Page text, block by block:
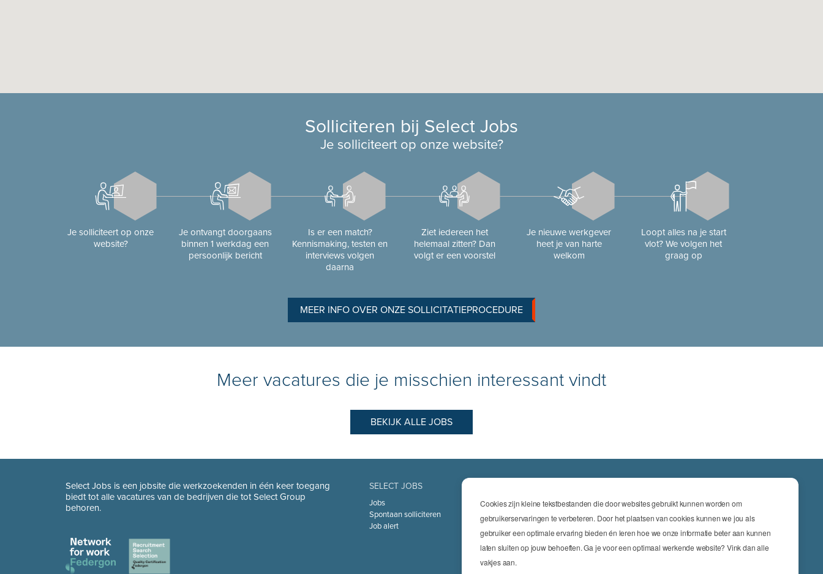
Cookies zijn kleine tekstbestanden die door websites gebruikt kunnen worden om
gebruikerservaringen te verbeteren. Door het plaatsen van cookies kunnen we jou als
gebruiker een optimale ervaring bieden én leren hoe we onze informatie beter aan kunnen
laten sluiten op jouw behoeften. Ga je voor een optimaal werkende website? Vink dan alle
vakjes aan.
Solliciteren bij Select Jobs
Je solliciteert op onze website?
Je solliciteert op onze
website?
Je ontvangt doorgaans
binnen 1 werkdag een
persoonlijk bericht
Is er een match?
Kennismaking, testen en
interviews volgen
daarna
Ziet iedereen het
helemaal zitten? Dan
volgt er een voorstel
Je nieuwe werkgever
heet je van harte
welkom
Loopt alles na je start
vlot? We volgen het
graag op
MEER INFO OVER ONZE SOLLICITATIEPROCEDURE
Meer vacatures die je misschien interessant vindt
BEKIJK ALLE JOBS
Select Jobs is een jobsite die werkzoekenden in één keer toegang
biedt tot alle vacatures van de bedrijven die tot Select Group
behoren.
SELECT JOBS
Jobs
Spontaan solliciteren
Job alert
Technics
High Technics & Engineering
Finance & Insurance
Office
Sales & Marketing